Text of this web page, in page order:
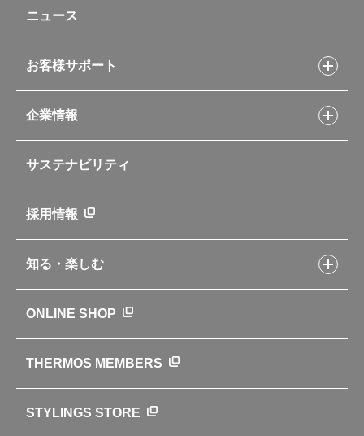
ポット・アイスペール
コーヒーメーカー
ソフトクーラー・バッグ
自転車専用ボトル
アパレル小物
新製品一覧
カタログ
フライパンレシピ
シャトルシェフレシピ
スープジャーレシピ
イージースモーカーレシピ
レシピ本のご紹介
ニュース
お客様サポート
交換用部品の購入方法
部品の種類や販売状況を調べる
よくあるご質問・お問い合わせ
企業情報
企業理念
会社概要
ニュース
世界のサーモス
サーモスの歴史
サステナビリティ
採用情報
知る・楽しむ
クラブサーモス
WEBマガジン
お弁当にエールを込めて
ONLINE SHOP
THERMOS MEMBERS
STYLINGS STORE